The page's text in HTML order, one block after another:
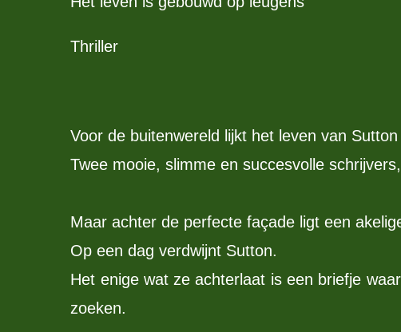
Thriller
Voor de buitenwereld lijkt het leven van
Twee mooie, slimme en succesvolle
Maar achter de perfecte façade ligt een
Op een dag verdwijnt Sutton.
Het enige wat ze achterlaat is een briefje
zoeken.